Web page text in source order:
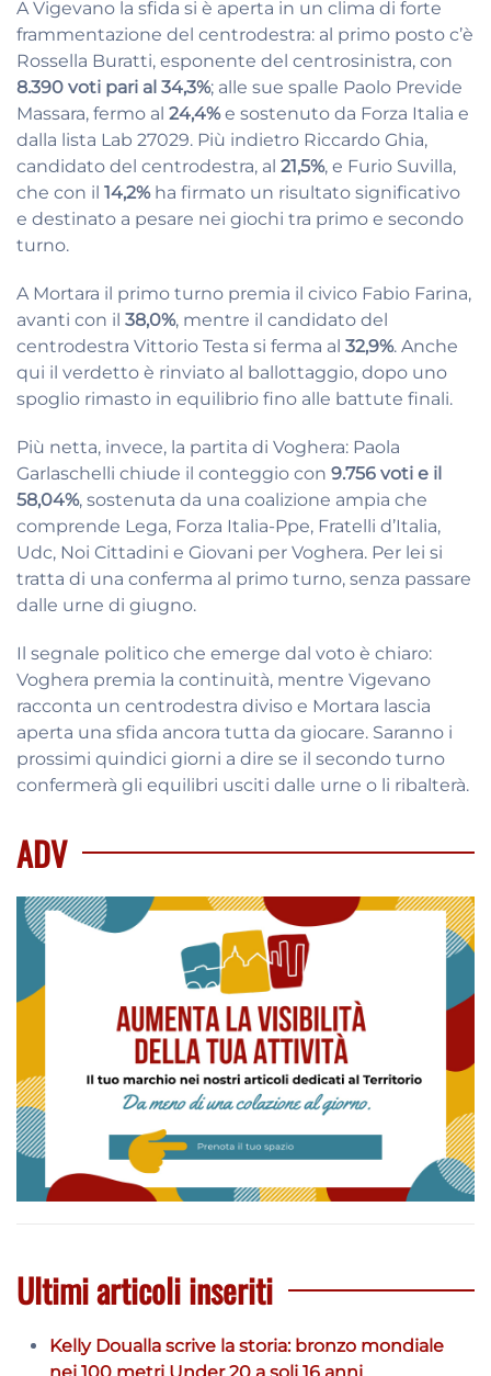
A Vigevano la sfida si è aperta in un clima di forte
frammentazione del centrodestra: al primo posto c’è
Rossella Buratti, esponente del centrosinistra, con
8.390 voti pari al 34,3%; alle sue spalle Paolo Previde
Massara, fermo al 24,4%e sostenuto da Forza Italia e
dalla lista Lab 27029. Più indietro Riccardo Ghia,
candidato del centrodestra, al 21,5%, e Furio Suvilla,
che con il 14,2%ha firmato un risultato significativo
e destinato a pesare nei giochi tra primo e secondo
turno.
A Mortara il primo turno premia il civico Fabio Farina,
avanti con il 38,0%, mentre il candidato del
centrodestra Vittorio Testa si ferma al 32,9%. Anche
qui il verdetto è rinviato al ballottaggio, dopo uno
spoglio rimasto in equilibrio fino alle battute finali.
Più netta, invece, la partita di Voghera: Paola
Garlaschelli chiude il conteggio con 9.756 voti e il
58,04%, sostenuta da una coalizione ampia che
comprende Lega, Forza Italia-Ppe, Fratelli d’Italia,
Udc, Noi Cittadini e Giovani per Voghera. Per lei si
tratta di una conferma al primo turno, senza passare
dalle urne di giugno.
Il segnale politico che emerge dal voto è chiaro:
Voghera premia la continuità, mentre Vigevano
racconta un centrodestra diviso e Mortara lascia
aperta una sfida ancora tutta da giocare. Saranno i
prossimi quindici giorni a dire se il secondo turno
confermerà gli equilibri usciti dalle urne o li ribalterà.
ADV
Ultimi articoli inseriti
Kelly Doualla scrive la storia: bronzo mondiale